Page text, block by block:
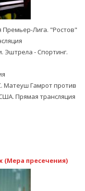
Премьер-Лига. "Ростов"
Эштрела - Спортинг.
Матеуш Гамрот против
Прямая трансляция
(Мера пресечения)